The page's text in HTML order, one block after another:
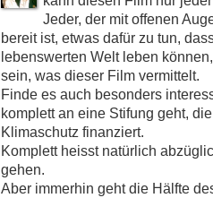
Jeder, der mit offenen
bereit ist, etwas dafür zu tun,
lebenswerten Welt leben
sein, was dieser Film vermittelt.
Finde es auch besonders
komplett an eine Stifung geht,
Klimaschutz finanziert.
Komplett heisst natürlich
gehen.
Aber immerhin geht die Hälfte